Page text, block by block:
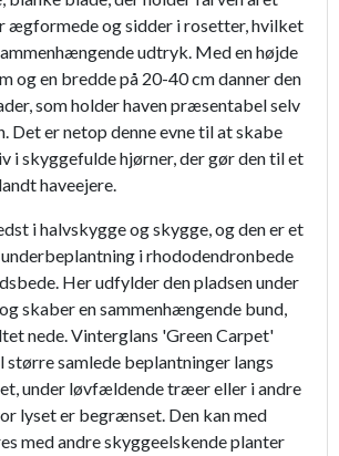
ægformede og sidder i rosetter, hvilket
udtryk. Med en højde
og en bredde på 20-40 cm danner den
som holder haven præsentabel selv
Det er netop denne evne til at skabe
i skyggefulde hjørner, der gør den til et
haveejere.
i halvskygge og skygge, og den er et
i rhododendronbede
Her udfylder den pladsen under
skaber en sammenhængende bund,
nede. Vinterglans 'Green Carpet'
større samlede beplantninger langs
under løvfældende træer eller i andre
lyset er begrænset. Den kan med
med andre skyggeelskende planter